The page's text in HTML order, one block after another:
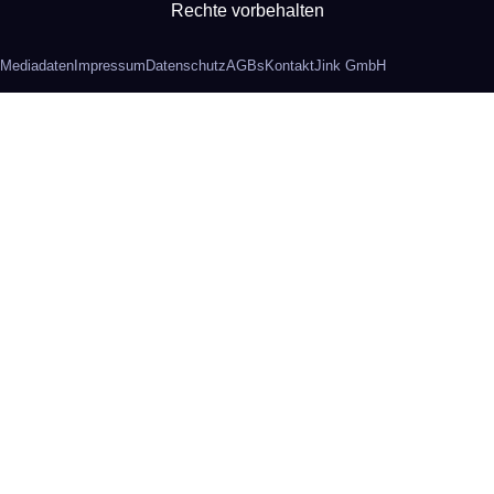
Rechte vorbehalten
Mediadaten Impressum DatenschutzAGBs KontaktJink GmbH